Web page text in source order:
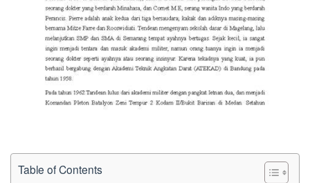
Table of Contents